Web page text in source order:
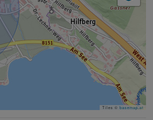
Tiles © basemap.at